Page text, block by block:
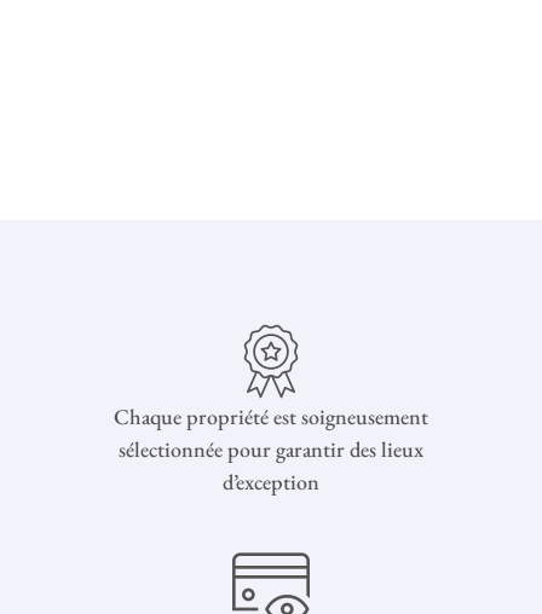
Chaque propriété est soigneusement
sélectionnée pour garantir des lieux
d’exception